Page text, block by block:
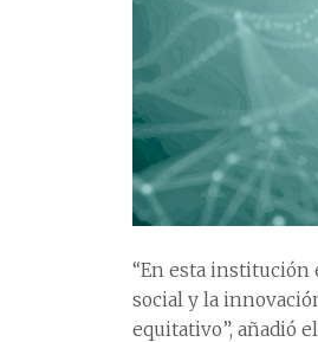
“En esta institución
social y la
equitativo”, añadió